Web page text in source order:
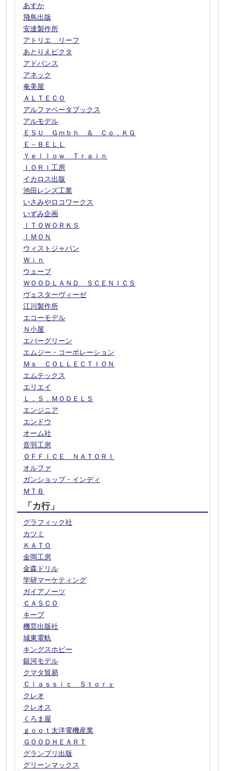
あすか
飛鳥出版
安達製作所
アトリエ リーフ
あとりえピクタ
アドバンス
アネック
奄美屋
ＡＬＴＥＣＯ
アルファベータブックス
アルモデル
ＥＳＵ Ｇｍｂｈ ＆ Ｃｏ．ＫＧ
Ｅ－ＢＥＬＬ
Ｙｅｌｌｏｗ Ｔｒａｉｎ
ＩＯＲＩ工房
イカロス出版
池田レンズ工業
いさみやロコワークス
いずみ企画
ＩＴＯＷＯＲＫＳ
ＩＭＯＮ
ウィストジャパン
Ｗｉｎ
ウェーブ
ＷＯＯＤＬＡＮＤ ＳＣＥＮＩＣＳ
ヴェスターヴィーゼ
江川製作所
エコーモデル
Ｎ小屋
エバーグリーン
エムジー・コーポレーション
Ｍｓ ＣＯＬＬＥＣＴＩＯＮ
エムテックス
エリエイ
Ｌ．Ｓ．ＭＯＤＥＬＳ
エンジニア
エンドウ
オーム社
音羽工房
ＯＦＦＩＣＥ ＮＡＴＯＲＩ
オルファ
ガンショップ・インディ
ＭＴＢ
「カ行」
グラフィック社
カツミ
ＫＡＴＯ
金岡工房
金森ドリル
学研マーケティング
ガイアノーツ
ＣＡＳＣＯ
キープ
機芸出版社
城東電軌
キングスホビー
銀河モデル
クマタ貿易
Ｃｌａｓｓｉｃ Ｓｔｏｒｙ
クレオ
クレオス
くろま屋
ｇｏｏｔ太洋電機産業
ＧＯＯＤＨＥＡＲＴ
グランプリ出版
グリーンマックス